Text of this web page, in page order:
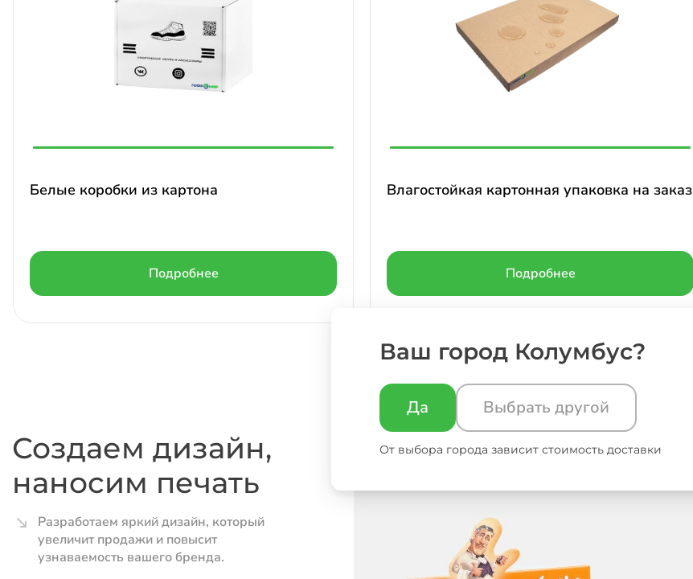
Белые коробки из картона
Подробнее
Влагостойкая картонная упаковка на заказ
Подробнее
Создаем дизайн,
наносим печать
Разработаем яркий дизайн, который
увеличит продажи и повысит
узнаваемость вашего бренда.
Ваш город Колумбус?
Да Выбрать другой
От выбора города зависит стоимость доставки